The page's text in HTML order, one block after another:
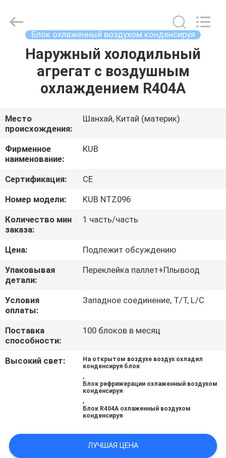
ДОМ
ПРОДУКТЫ
VR
ШОУ
О
НАС
ПУТЕШЕСТВИЕ
ФАБРИКИ
ПРОВЕРКА
КАЧЕСТВА
СВЯЖИТЕСЬ
КАРТА
САЙТА
Ltd..
Блок охлаженный воздухом конденсируя
Наружный холодильный
агрегат с воздушным
охлаждением R404A
Место
происхождения:
Шанхай, Китай (материк)
Фирменное
наименование:
KUB
Сертификация:
CE
Номер модели:
KUB NTZ096
Количество мин
заказа:
1 часть/часть
Цена:
Подлежит обсуждению
Упаковывая
детали:
Переклейка паллет+Плывоод
Условия
оплаты:
Западное соединение, T/T, L/C
Поставка
способности:
100 блоков в месяц
Высокий свет:
На открытом воздухе воздух охладил
конденсируя блок
,
Блок рефрижерации охлаженный воздухом
конденсируя
,
Блок R404A охлаженный воздухом
конденсируя
ЛУЧШАЯ ЦЕНА